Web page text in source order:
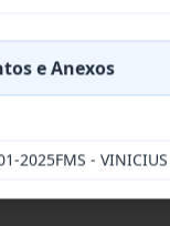
Data:03/08/2026
de serviços
e Anexos
2025FMS -